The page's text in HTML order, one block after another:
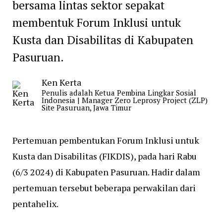
bersama lintas sektor sepakat
membentuk Forum Inklusi untuk
Kusta dan Disabilitas di Kabupaten
Pasuruan.
Ken Kerta
Penulis adalah Ketua Pembina Lingkar Sosial
Indonesia | Manager Zero Leprosy Project (ZLP)
Site Pasuruan, Jawa Timur
Pertemuan pembentukan Forum Inklusi untuk
Kusta dan Disabilitas (FIKDIS), pada hari Rabu
(6/3 2024) di Kabupaten Pasuruan. Hadir dalam
pertemuan tersebut beberapa perwakilan dari
pentahelix.